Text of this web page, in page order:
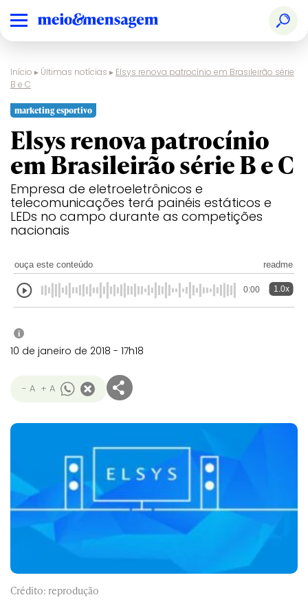
Início ▸ Últimas notícias ▸ Elsys renova patrocínio em Brasileirão série
B e C
marketing esportivo
Elsys renova patrocínio
em Brasileirão série B e C
Empresa de eletroeletrônicos e
telecomunicações terá painéis estáticos e
LEDs no campo durante as competições
nacionais
ouça este conteúdo readme
0:00 1.0x
i
10 de janeiro de 2018 - 17h18
- A + A
Crédito: reprodução